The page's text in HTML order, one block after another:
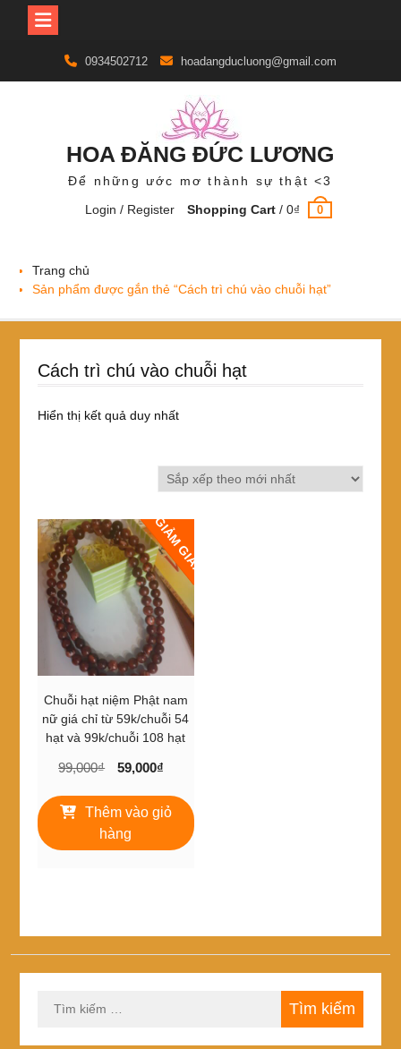
content
0934502712 hoadangducluong@gmail.com
HOA ĐĂNG ĐỨC LƯƠNG
Để những ước mơ thành sự thật <3
Login / Register
Shopping Cart /0₫ 0
Trang chủ
Sản phẩm được gắn thẻ “Cách trì chú vào chuỗi hạt”
Cách trì chú vào chuỗi hạt
Hiển thị kết quả duy nhất
GIẢM GIÁ!
Chuỗi hạt niệm Phật nam
nữ giá chỉ từ 59k/chuỗi 54
hạt và 99k/chuỗi 108 hạt
99,000₫
Giá
là:
99,000₫.
59,000₫
tại
59,000₫.
Thêm vào giỏ
hàng
kiếm